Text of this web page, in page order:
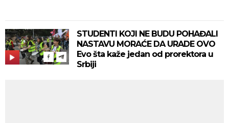
STUDENTI KOJI NE BUDU POHAĐALI
NASTAVU MORAĆE DA URADE OVO
Evo šta kaže jedan od prorektora u
Srbiji